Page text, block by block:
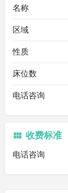
名称
区域
性质
床位数
电话咨询
收费标准
电话咨询